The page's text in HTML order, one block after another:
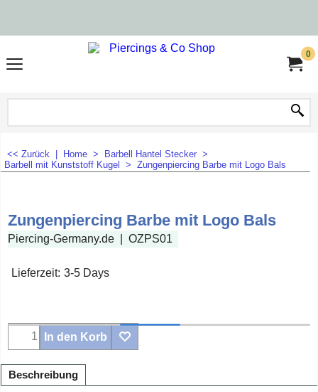
0
<< Zurück Home > Barbell Hantel Stecker >
Barbell mit Kunststoff Kugel
> Zungenpiercing Barbe mit Logo Bals
Zungenpiercing Barbe mit Logo Bals
Piercing-Germany.de OZPS01
Lieferzeit: 3-5 Days
In den Korb
Beschreibung